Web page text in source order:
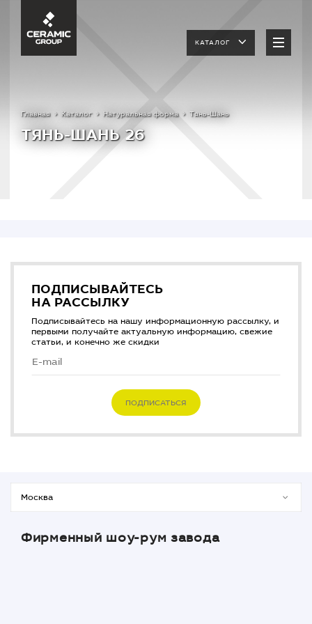
КАТАЛОГ
Главная Каталог Натуральная форма Тянь-Шань
ТЯНЬ-ШАНЬ 26
ПОДПИСЫВАЙТЕСЬ
НА РАССЫЛКУ
Подписывайтесь на нашу информационную рассылку, и
первыми получайте актуальную информацию, свежие
статьи, и конечно же скидки
ПОДПИСАТЬСЯ
Фирменный шоу-рум завода